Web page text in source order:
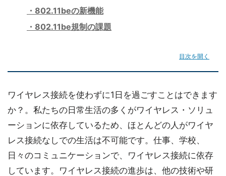
802.11beの新機能
802.11be規制の課題
目次を開く
ワイヤレス接続を使わずに1日を過ごすことはできます
か？。私たちの日常生活の多くがワイヤレス・ソリュ
ーションに依存しているため、ほとんどの人がワイヤ
レス接続なしでの生活は不可能です。仕事、学校、
日々のコミュニケーションで、ワイヤレス接続に依存
しています。ワイヤレス接続の進歩は、他の技術や研